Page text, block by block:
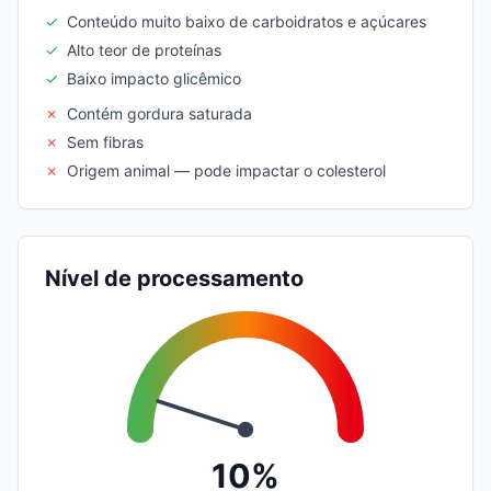
✓ Conteúdo muito baixo de carboidratos e açúcares
✓ Alto teor de proteínas
✓ Baixo impacto glicêmico
✗
Contém gordura saturada
✗
Sem fibras
✗
Origem animal — pode impactar o colesterol
Nível de processamento
10%